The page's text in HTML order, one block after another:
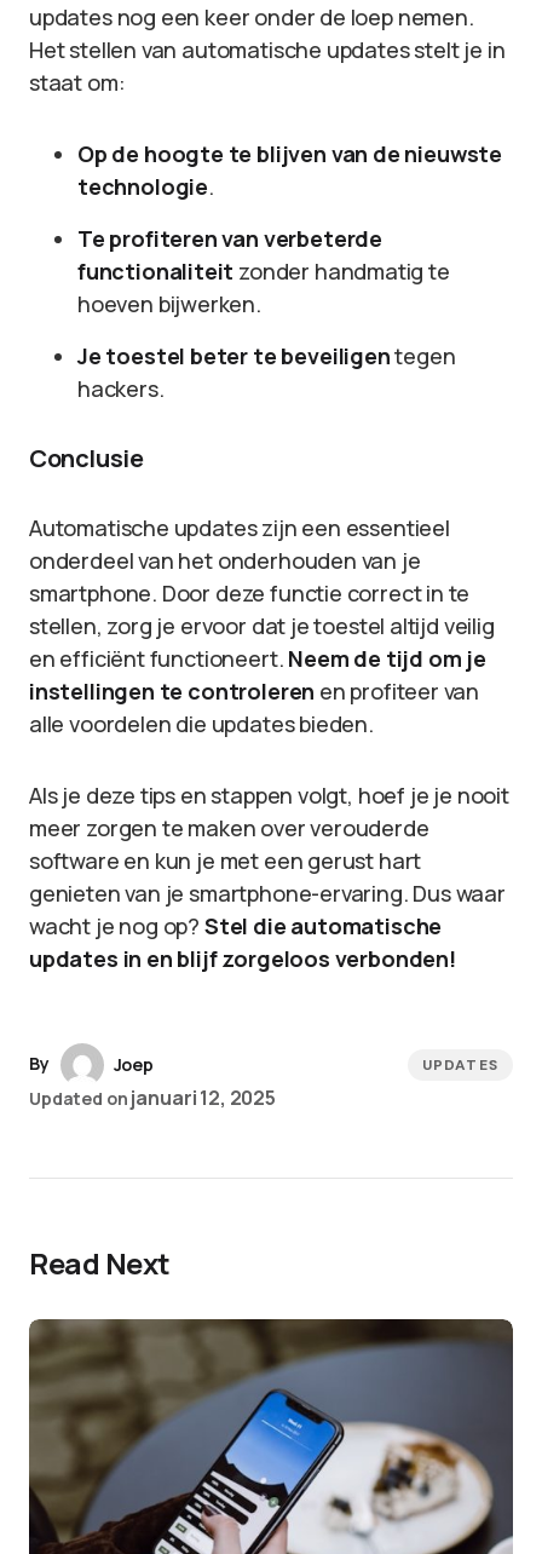
updates nog een keer onder de loep nemen.
Het stellen van automatische updates stelt je in
staat om:
Op de hoogte te blijven van de nieuwste
technologie.
Te profiteren van verbeterde
functionaliteit zonder handmatig te
hoeven bijwerken.
Je toestel beter te beveiligentegen
hackers.
Conclusie
Automatische updates zijn een essentieel
onderdeel van het onderhouden van je
smartphone. Door deze functie correct in te
stellen, zorg je ervoor dat je toestel altijd veilig
en efficiënt functioneert. Neem de tijd om je
instellingen te controleren en profiteer van
alle voordelen die updates bieden.
Als je deze tips en stappen volgt, hoef je je nooit
meer zorgen te maken over verouderde
software en kun je met een gerust hart
genieten van je smartphone-ervaring. Dus waar
wacht je nog op? Stel die automatische
updates in en blijf zorgeloos verbonden!
By
Joep
Updated on januari 12, 2025
UPDATES
Read Next